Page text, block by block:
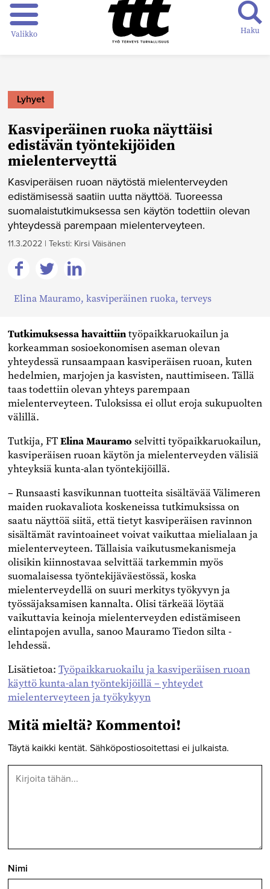
Valikko Haku
Lyhyet
Kasviperäinen ruoka näyttäisi
edistävän työntekijöiden
mielenterveyttä
Kasviperäisen ruoan näytöstä mielenterveyden
edistämisessä saatiin uutta näyttöä. Tuoreessa
suomalaistutkimuksessa sen käytön todettiin olevan
yhteydessä parempaan mielenterveyteen.
11.3.2022 | Teksti: Kirsi Väisänen
Jaa
Facebookissa
Jaa
Jaa
Linkedinissä
Elina Mauramo, kasviperäinen ruoka, terveys
Tutkimuksessa havaittiintyöpaikkaruokailun ja
korkeamman sosioekonomisen aseman olevan
yhteydessä runsaampaan kasviperäisen ruoan, kuten
hedelmien, marjojen ja kasvisten, nauttimiseen. Tällä
taas todettiin olevan yhteys parempaan
mielenterveyteen. Tuloksissa ei ollut eroja sukupuolten
välillä.
Tutkija, FTElina Mauramo selvitti työpaikkaruokailun,
kasviperäisen ruoan käytön ja mielenterveyden välisiä
yhteyksiä kunta-alan työntekijöillä.
– Runsaasti kasvikunnan tuotteita sisältävää Välimeren
maiden ruokavaliota koskeneissa tutkimuksissa on
saatu näyttöä siitä, että tietyt kasviperäisen ravinnon
sisältämät ravintoaineet voivat vaikuttaa mielialaan ja
mielenterveyteen. Tällaisia vaikutusmekanismeja
olisikin kiinnostavaa selvittää tarkemmin myös
suomalaisessa työntekijäväestössä, koska
mielenterveydellä on suuri merkitys työkyvyn ja
työssäjaksamisen kannalta. Olisi tärkeää löytää
vaikuttavia keinoja mielenterveyden edistämiseen
elintapojen avulla, sanoo Mauramo Tiedon silta -
lehdessä.
Lisätietoa: Työpaikkaruokailu ja kasviperäisen ruoan
käyttö kunta-alan työntekijöillä – yhteydet
mielenterveyteen ja työkykyyn
Mitä mieltä? Kommentoi!
Täytä kaikki kentät. Sähköpostiosoitettasi ei julkaista.
Nimi